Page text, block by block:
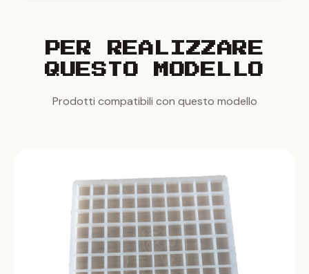
PER REALIZZARE
QUESTO MODELLO
Prodotti compatibili con questo modello